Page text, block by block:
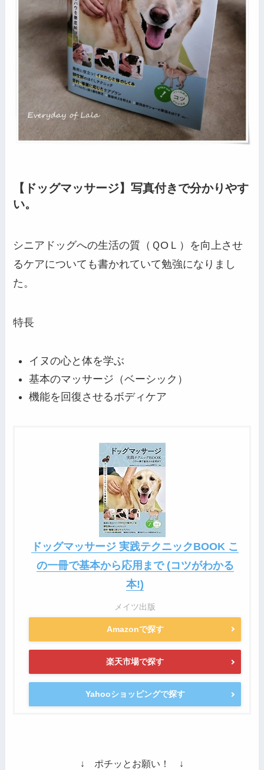
【ドッグマッサージ】写真付きで分かりやす
い。
シニアドッグへの生活の質（ＱOＬ）を向上させ
るケアについても書かれていて勉強になりまし
た。
特長
イヌの心と体を学ぶ
基本のマッサージ（ベーシック）
機能を回復させるボディケア
ドッグマッサージ 実践テクニックBOOK こ
の一冊で基本から応用まで (コツがわかる
本!)
メイツ出版
Amazonで探す
楽天市場で探す
Yahooショッピングで探す
↓ ポチッとお願い！ ↓